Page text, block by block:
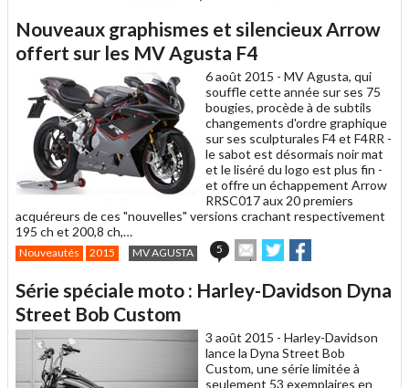
à
un
ami
Nouveaux graphismes et silencieux Arrow
offert sur les MV Agusta F4
6 août 2015 - MV Agusta, qui
souffle cette année sur ses 75
bougies, procède à de subtils
changements d'ordre graphique
sur ses sculpturales F4 et F4RR -
le sabot est désormais noir mat
et le liséré du logo est plus fin -
et offre un échappement Arrow
RRSC017 aux 20 premiers
acquéreurs de ces "nouvelles" versions crachant respectivement
195 ch et 200,8 ch,…
Nouveautés 2015 MV AGUSTA 5
Envoyer
cet
à
Partager
sur sur
Série spéciale moto : Harley-Davidson Dyna
Street Bob Custom
3 août 2015 - Harley-Davidson
lance la Dyna Street Bob
Custom, une série limitée à
seulement 53 exemplaires en